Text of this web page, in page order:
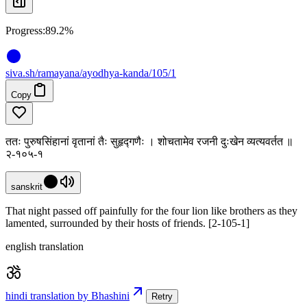
Progress:89.2%
siva.sh/ramayana/ayodhya-kanda/105/1
Copy
ततः पुरुषसिंहानां वृतानां तैः सुहृद्गणैः । शोचतामेव रजनी दुःखेन व्यत्यवर्तत ॥
२-१०५-१
sanskrit
That night passed off painfully for the four lion like brothers as they
lamented, surrounded by their hosts of friends. [2-105-1]
english translation
hindi translation by Bhashini Retry